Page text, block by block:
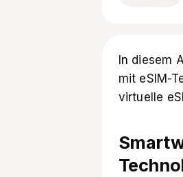
In diesem
mit eSIM-
virtuelle